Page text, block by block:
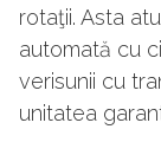
rotaţii. Asta
automată cu
verisunii cu
unitatea